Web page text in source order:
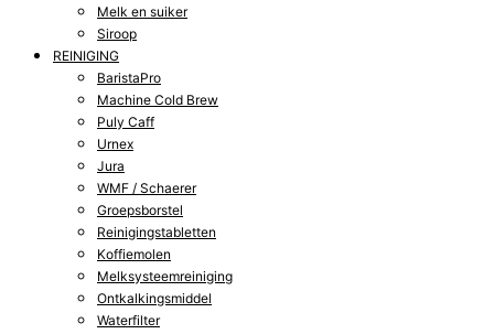
Melk en suiker
Siroop
REINIGING
BaristaPro
Machine Cold Brew
Puly Caff
Urnex
Jura
WMF / Schaerer
Groepsborstel
Reinigingstabletten
Koffiemolen
Melksysteemreiniging
Ontkalkingsmiddel
Waterfilter